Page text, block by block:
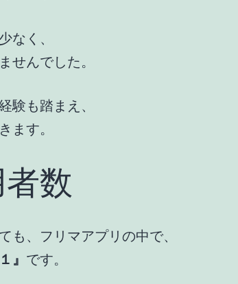
なく、
せんでした。
験も踏まえ、
ます。
数
も、フリマアプリの中で、
』 です。